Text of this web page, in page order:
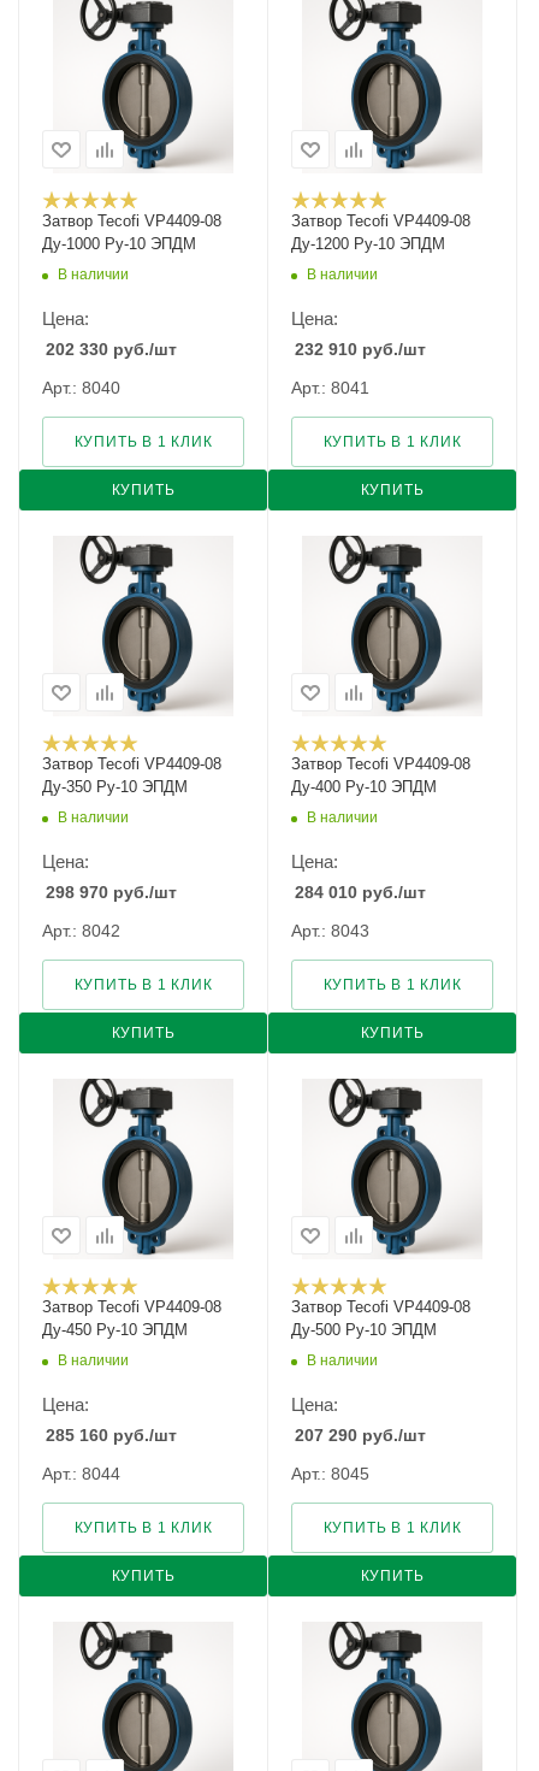
Затвор Tecofi VP4409-08
Ду-1000 Ру-10 ЭПДМ
В наличии
Цена:
202 330 руб./шт
Арт.: 8040
КУПИТЬ
КУПИТЬ В 1 КЛИК
Затвор Tecofi VP4409-08
Ду-1200 Ру-10 ЭПДМ
В наличии
Цена:
232 910 руб./шт
Арт.: 8041
КУПИТЬ
КУПИТЬ В 1 КЛИК
Затвор Tecofi VP4409-08
Ду-350 Ру-10 ЭПДМ
В наличии
Цена:
298 970 руб./шт
Арт.: 8042
КУПИТЬ
КУПИТЬ В 1 КЛИК
Затвор Tecofi VP4409-08
Ду-400 Ру-10 ЭПДМ
В наличии
Цена:
284 010 руб./шт
Арт.: 8043
КУПИТЬ
КУПИТЬ В 1 КЛИК
Затвор Tecofi VP4409-08
Ду-450 Ру-10 ЭПДМ
В наличии
Цена:
285 160 руб./шт
Арт.: 8044
КУПИТЬ
КУПИТЬ В 1 КЛИК
Затвор Tecofi VP4409-08
Ду-500 Ру-10 ЭПДМ
В наличии
Цена:
207 290 руб./шт
Арт.: 8045
КУПИТЬ
КУПИТЬ В 1 КЛИК